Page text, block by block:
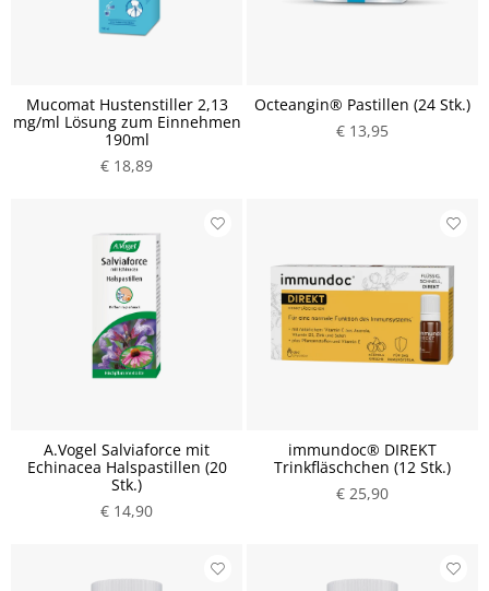
Mucomat Hustenstiller 2,13
mg/ml Lösung zum Einnehmen
190ml
€ 18,89
Octeangin® Pastillen (24 Stk.)
€ 13,95
A.Vogel Salviaforce mit
Echinacea Halspastillen (20
Stk.)
€ 14,90
immundoc® DIREKT
Trinkfläschchen (12 Stk.)
€ 25,90